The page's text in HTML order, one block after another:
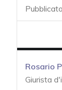
Rosario
Giurista